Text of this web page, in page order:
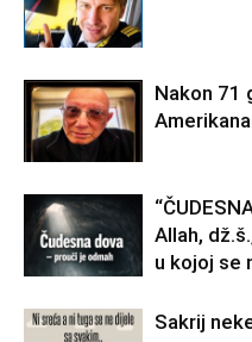
Nakon 71
Allah,
u kojoj se
Sakrij